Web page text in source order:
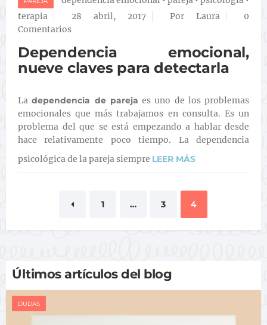
terapia
28 abril, 2017 Por Laura
0
Comentarios
Dependencia emocional,
nueve claves para detectarla
Ladependencia de pareja es uno de los problemas
emocionales que más trabajamos en consulta. Es un
problema del que se está empezando a hablar desde
hace relativamente poco tiempo. La dependencia
psicológica de la pareja siempre LEER MÁS
Paginación de entradas
1 … 3 4
Últimos artículos del blog
DUDAS